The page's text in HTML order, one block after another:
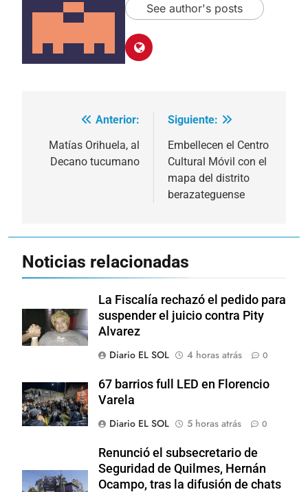
See author's posts
Navegación
de
Anterior:
Matías Orihuela, al
Decano tucumano
Siguiente:
Embellecen el Centro
Cultural Móvil con el
mapa del distrito
berazateguense
Noticias relacionadas
La Fiscalía rechazó el pedido para
suspender el juicio contra Pity
Alvarez
Diario EL SOL
4 horas atrás 0
67 barrios full LED en Florencio
Varela
Diario EL SOL
5 horas atrás 0
Renunció el subsecretario de
Seguridad de Quilmes, Hernán
Ocampo, tras la difusión de chats